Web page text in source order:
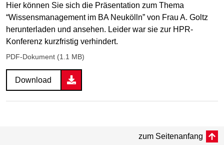
Hier können Sie sich die Präsentation zum Thema
“Wissensmanagement im BA Neukölln” von Frau A. Goltz
herunterladen und ansehen. Leider war sie zur HPR-
Konferenz kurzfristig verhindert.
PDF-Dokument (1.1 MB)
Download
zum Seitenanfang